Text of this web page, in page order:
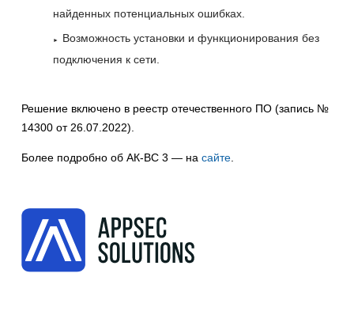
найденных потенциальных ошибках.
Возможность установки и функционирования без
подключения к сети.
Решение включено в реестр отечественного ПО (запись №
14300 от 26.07.2022).
Более подробно об АК-ВС 3 — на сайте